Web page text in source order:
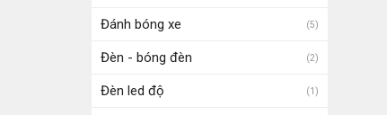
Đánh bóng xe (5)
Đèn - bóng đèn (2)
Đèn led độ (1)